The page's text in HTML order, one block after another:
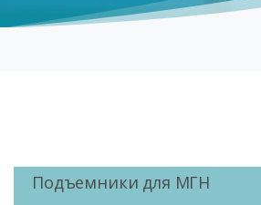
Подъемники для МГН